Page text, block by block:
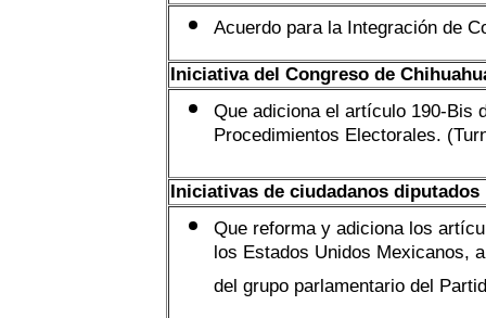
Acuerdo para la Integración de
Iniciativa del Congreso de
Que adiciona el artículo 190-Bis
Procedimientos Electorales.
Iniciativas de ciudadanos diputados
Que reforma y adiciona los
los Estados Unidos Mexicanos,
del grupo parlamentario del